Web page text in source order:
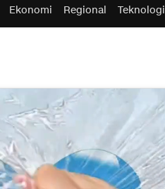
Ekonomi Regional Teknologi